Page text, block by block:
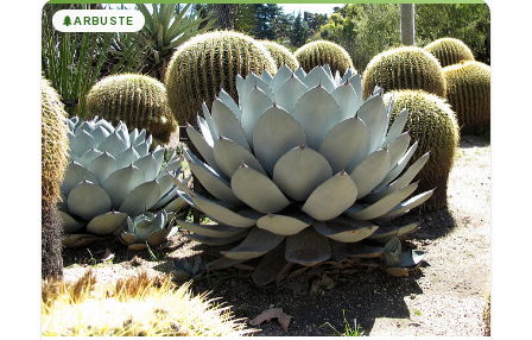
🌲ARBUSTE